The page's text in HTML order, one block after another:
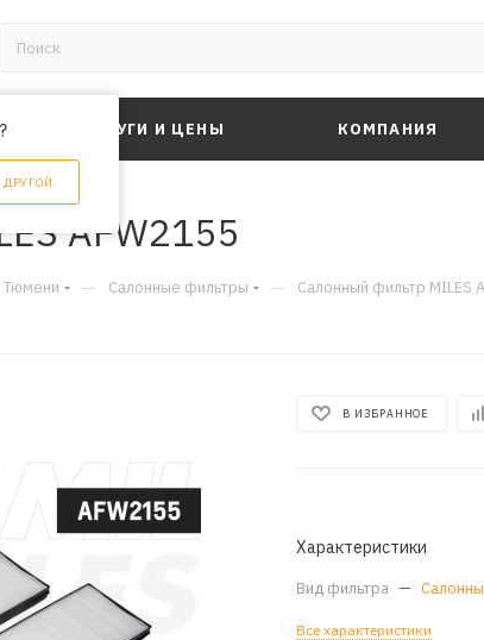
УСЛУГИ И ЦЕНЫ КОМПАНИЯ
AFW2155
Тюмени — Салонные фильтры — Салонный фильтр MILES
В ИЗБРАННОЕ
Характеристики
Вид фильтра —
Все характеристики